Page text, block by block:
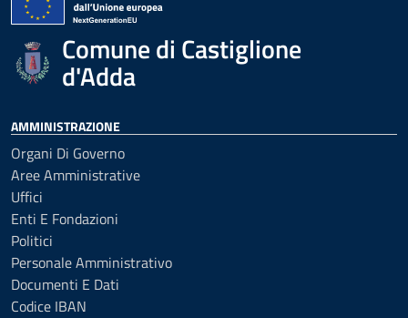
Comune di Castiglione
d'Adda
AMMINISTRAZIONE
Organi Di Governo
Aree Amministrative
Uffici
Enti E Fondazioni
Politici
Personale Amministrativo
Documenti E Dati
Codice IBAN